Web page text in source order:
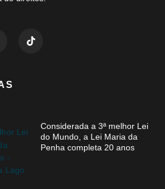
Considerada a 3ª melhor Lei
do Mundo, a Lei Maria da
Penha completa 20 anos